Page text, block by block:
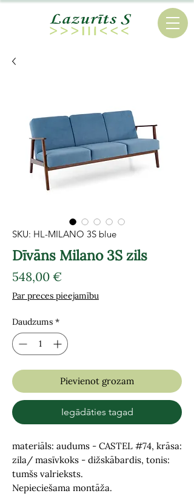
SKU: HL-MILANO 3S blue
Dīvāns Milano 3S zils
548,00 €Cena
Par preces pieejamību
Daudzums *
Pievienot grozam
Iegādāties tagad
materiāls: audums - CASTEL #74, krāsa:
zila/ masīvkoks - dižskābardis, tonis:
tumšs valrieksts.
Nepieciešama montāža.